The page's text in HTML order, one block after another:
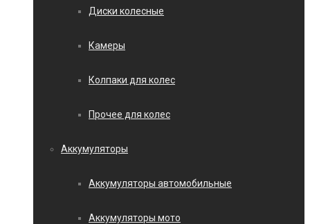
Диски колесные
Камеры
Колпаки для колес
Прочее для колес
Аккумуляторы
Аккумуляторы автомобильные
Аккумуляторы мото